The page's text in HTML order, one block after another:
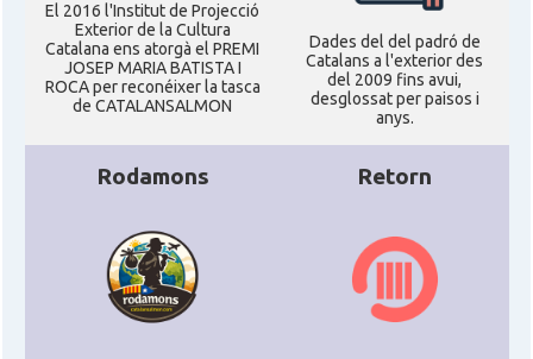
El 2016 l'Institut de Projecció
Exterior de la Cultura
Catalana ens atorgà el PREMI
JOSEP MARIA BATISTA I
ROCA per reconéixer la tasca
de CATALANSALMON
Dades del del padró de
Catalans a l'exterior des
del 2009 fins avui,
desglossat per paisos i
anys.
Rodamons Retorn